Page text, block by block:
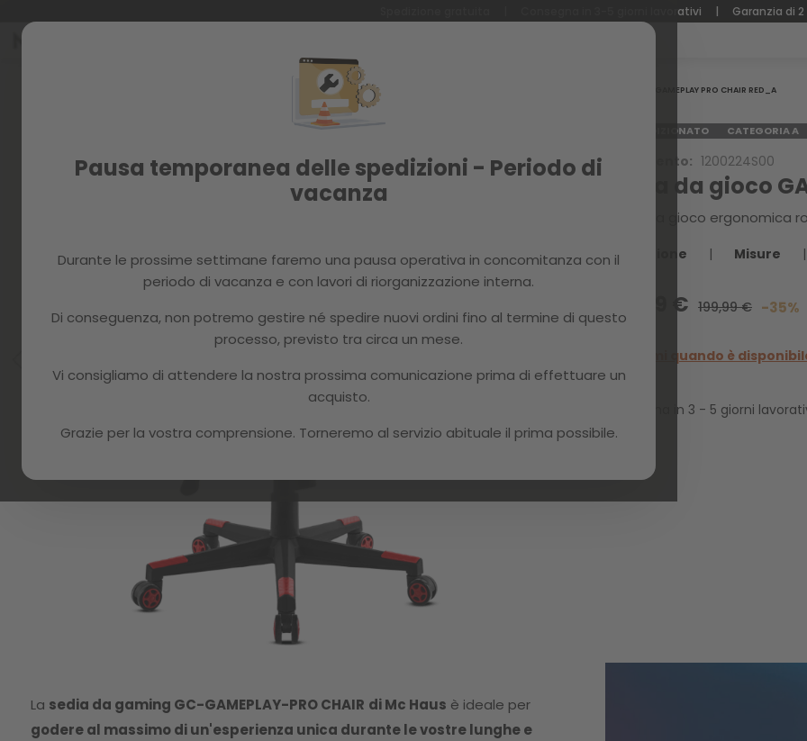
Pausa temporanea delle spedizioni - Periodo di
vacanza
Durante le prossime settimane faremo una pausa operativa in concomitanza con il
periodo di vacanza e con lavori di riorganizzazione interna.
Di conseguenza, non potremo gestire né spedire nuovi ordini fino al termine di questo
processo, previsto tra circa un mese.
Vi consigliamo di attendere la nostra prossima comunicazione prima di effettuare un
acquisto.
Grazie per la vostra comprensione. Torneremo al servizio abituale il prima possibile.
Consegna in 3-5 giorni lavorativi | Garanzia di
Salta
beginning
GAMEPLAY PRO CHAIR RED_A
RICONDIZIONATO CATEGORIA A
Riferimento: 1200224S00
Sedia da gioco
Sedia da gioco ergonomica
Descrizione | Misure |
129,99 € 199,99 € -35%
Avvisami quando è
Consegna in 3 - 5 giorni
La sedia da gaming GC-GAMEPLAY-PRO CHAIR di Mc Haus è ideale per
godere al massimo di un'esperienza unica durante le vostre lunghe e